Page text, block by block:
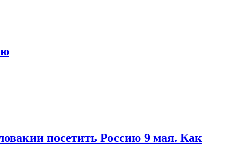
посетить Россию 9 мая. Как